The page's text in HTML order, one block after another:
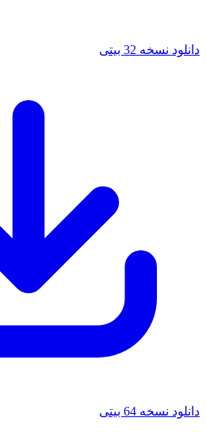
دانلود نسخه 32 بیتی
دانلود نسخه 64 بیتی